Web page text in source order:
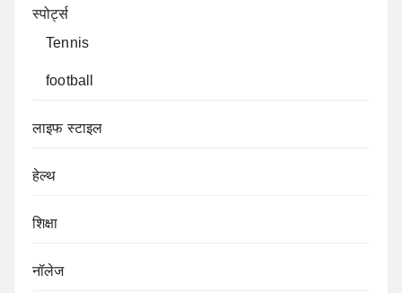
स्पोर्ट्स
Tennis
football
लाइफ स्टाइल
हेल्थ
शिक्षा
नॉलेज